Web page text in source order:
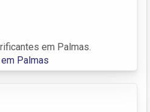
em Palmas.
Palmas